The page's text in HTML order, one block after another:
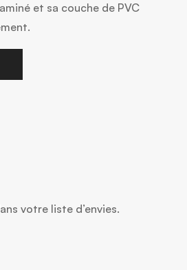
et sa couche de PVC
votre liste d’envies.